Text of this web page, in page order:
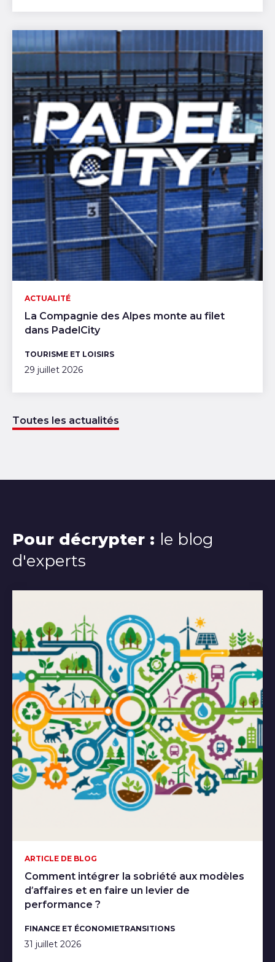
La Compagnie des Alpes monte au filet
dans PadelCity
ACTUALITÉ
TOURISME ET LOISIRS
29 juillet 2026
Toutes les actualités
Pour décrypter : le blog
d'experts
Comment intégrer la sobriété aux modèles
d’affaires et en faire un levier de
performance ?
ARTICLE DE BLOG
FINANCE ET ÉCONOMIETRANSITIONS
31 juillet 2026